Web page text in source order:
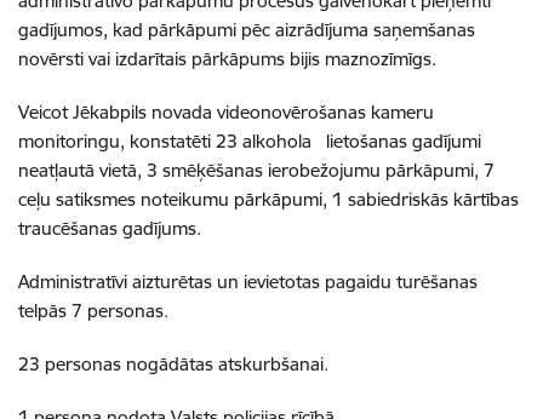
gadījumos, kad pārkāpumi pēc aizrādījuma saņemšanas
novērsti vai izdarītais pārkāpums bijis maznozīmīgs.
Veicot Jēkabpils novada videonovērošanas kameru
monitoringu, konstatēti 23 alkohola lietošanas gadījumi
neatļautā vietā, 3 smēķēšanas ierobežojumu pārkāpumi, 7
ceļu satiksmes noteikumu pārkāpumi, 1 sabiedriskās kārtības
traucēšanas gadījums.
Administratīvi aizturētas un ievietotas pagaidu turēšanas
telpās 7 personas.
23 personas nogādātas atskurbšanai.